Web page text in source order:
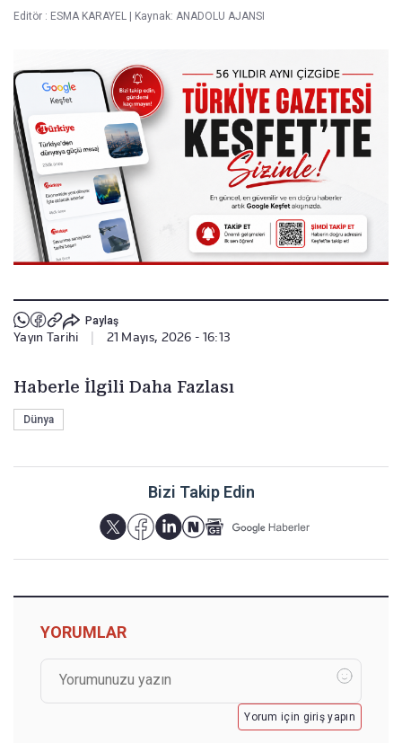
Editör : ESMA KARAYEL Kaynak: ANADOLU AJANSI
Paylaş
Yayın Tarihi 21 Mayıs, 2026 - 16:13
Haberle İlgili Daha Fazlası
Dünya
Bizi Takip Edin
YORUMLAR
Yorum için giriş yapın